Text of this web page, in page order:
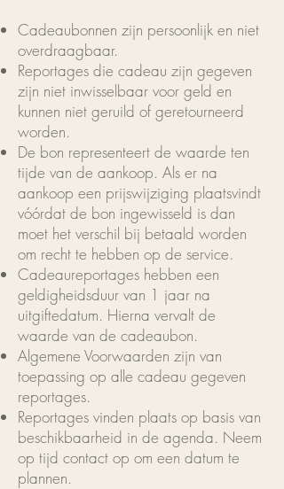
Cadeaubonnen zijn persoonlijk en niet
overdraagbaar.
Reportages die cadeau zijn gegeven
zijn niet inwisselbaar voor geld en
kunnen niet geruild of geretourneerd
worden.
De bon representeert de waarde ten
tijde van de aankoop. Als er na
aankoop een prijswijziging plaatsvindt
vóórdat de bon ingewisseld is dan
moet het verschil bij betaald worden
om recht te hebben op de service.
Cadeaureportages hebben een
geldigheidsduur van 1 jaar na
uitgiftedatum. Hierna vervalt de
waarde van de cadeaubon.
Algemene Voorwaarden zijn van
toepassing op alle cadeau gegeven
reportages.
Reportages vinden plaats op basis van
beschikbaarheid in de agenda. Neem
op tijd contact op om een datum te
plannen.